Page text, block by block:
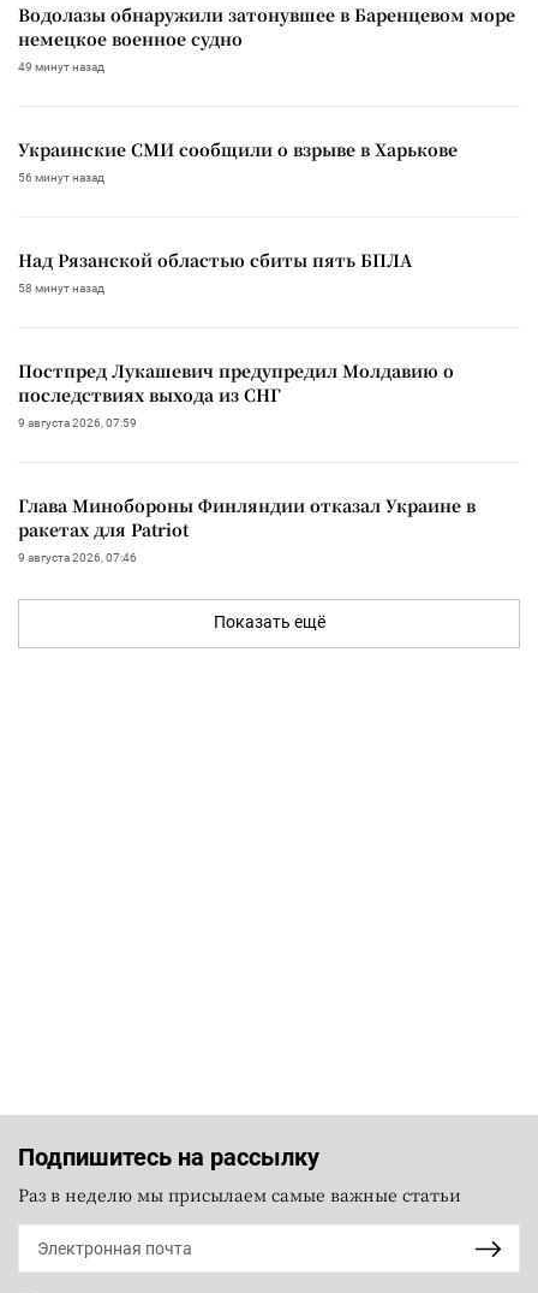
Водолазы обнаружили затонувшее в Баренцевом море
немецкое военное судно
49 минут назад
Украинские СМИ сообщили о взрыве в Харькове
56 минут назад
Над Рязанской областью сбиты пять БПЛА
58 минут назад
Постпред Лукашевич предупредил Молдавию о
последствиях выхода из СНГ
9 августа 2026, 07:59
Глава Минобороны Финляндии отказал Украине в
ракетах для Patriot
9 августа 2026, 07:46
Показать ещё
Подпишитесь на рассылку
Раз в неделю мы присылаем самые важные статьи